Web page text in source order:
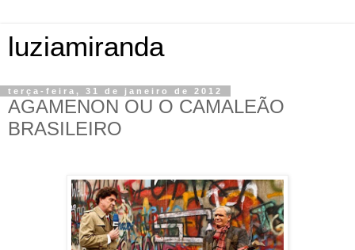
luziamiranda
terça-feira, 31 de janeiro de 2012
AGAMENON OU O CAMALEÃO
BRASILEIRO